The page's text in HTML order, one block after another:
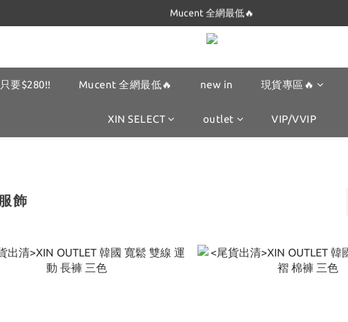
Dickies 最低$280起🔥
Dickies 最低$280起🔥
要$280!! Mucent 全網最低🔥 new in 現貨專區🔥
XIN SELECT outlet VIP/VVIP
飾